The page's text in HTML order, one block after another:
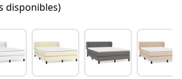
disponibles)